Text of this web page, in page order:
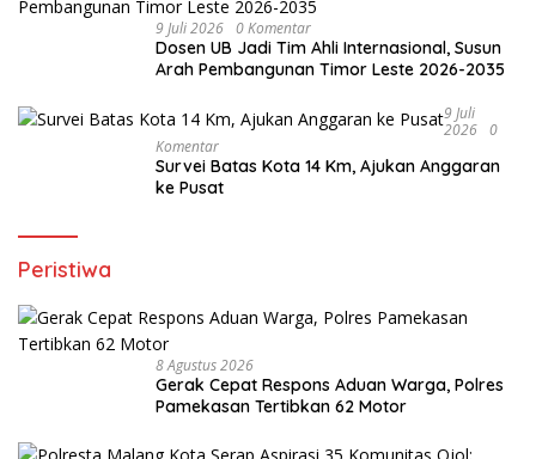
9 Juli 2026 0 Komentar
Dosen UB Jadi Tim Ahli Internasional, Susun
Arah Pembangunan Timor Leste 2026-2035
9 Juli
2026 0
Komentar
Survei Batas Kota 14 Km, Ajukan Anggaran
ke Pusat
Peristiwa
8 Agustus 2026
Gerak Cepat Respons Aduan Warga, Polres
Pamekasan Tertibkan 62 Motor